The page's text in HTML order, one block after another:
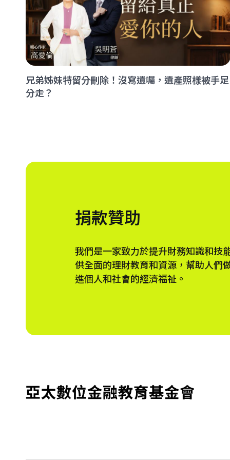
兄弟姊妹特留分刪除！沒寫遺囑，遺產照樣被手足
分走？
捐款贊助
我們是一家致力於提升財務知識和技
供全面的理財教育和資源，幫助人們
進個人和社會的經濟福祉。